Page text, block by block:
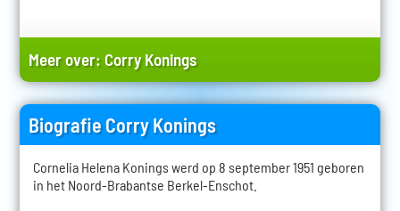
Meer over: Corry Konings
Biografie Corry Konings
Cornelia Helena Konings werd op 8 september 1951 geboren
in het Noord-Brabantse Berkel-Enschot.